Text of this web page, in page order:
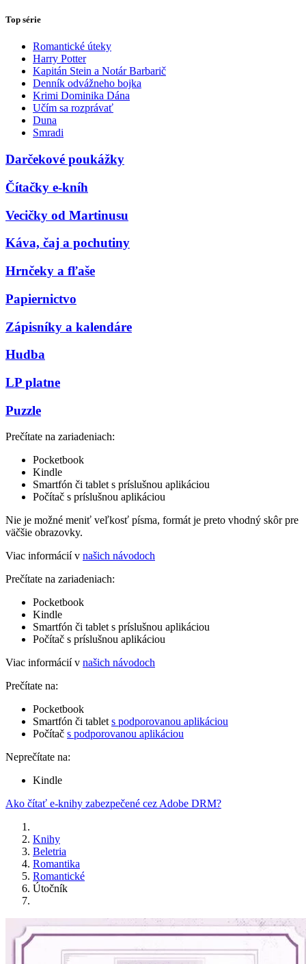
Top série
Romantické úteky
Harry Potter
Kapitán Stein a Notár Barbarič
Denník odvážneho bojka
Krimi Dominika Dána
Učím sa rozprávať
Duna
Smradi
Darčekové poukážky
Čítačky e-kníh
Vecičky od Martinusu
Káva, čaj a pochutiny
Hrnčeky a fľaše
Papiernictvo
Zápisníky a kalendáre
Hudba
LP platne
Puzzle
Prečítate na zariadeniach:
Pocketbook
Kindle
Smartfón či tablet s príslušnou aplikáciou
Počítač s príslušnou aplikáciou
Nie je možné meniť veľkosť písma, formát je preto vhodný skôr pre
väčšie obrazovky.
Viac informácií v našich návodoch
Prečítate na zariadeniach:
Pocketbook
Kindle
Smartfón či tablet s príslušnou aplikáciou
Počítač s príslušnou aplikáciou
Viac informácií v našich návodoch
Prečítate na:
Pocketbook
Smartfón či tablet s podporovanou aplikáciou
Počítač s podporovanou aplikáciou
Neprečítate na:
Kindle
Ako čítať e-knihy zabezpečené cez Adobe DRM?
Knihy
Beletria
Romantika
Romantické
Útočník